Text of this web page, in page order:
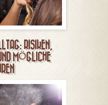
RISIKEN,
MÖGLICHE